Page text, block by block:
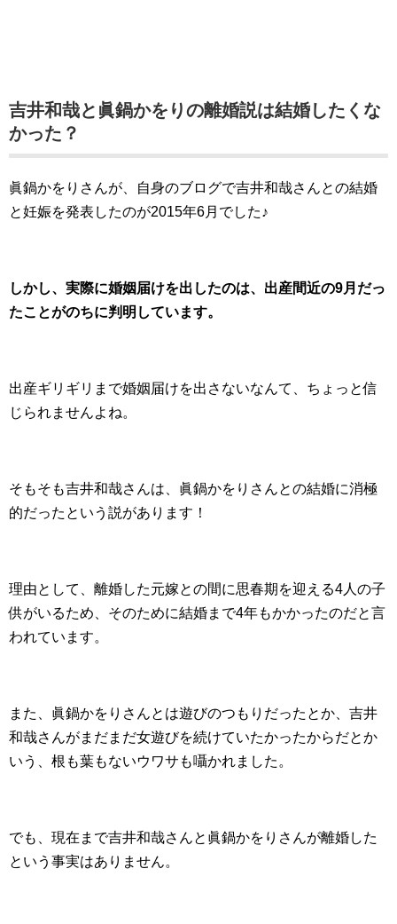
吉井和哉と眞鍋かをりの離婚説は結婚したくな
かった？
眞鍋かをりさんが、自身のブログで吉井和哉さんとの結婚
と妊娠を発表したのが2015年6月でした♪
しかし、実際に婚姻届けを出したのは、出産間近の9月だっ
たことがのちに判明しています。
出産ギリギリまで婚姻届けを出さないなんて、ちょっと信
じられませんよね。
そもそも吉井和哉さんは、眞鍋かをりさんとの結婚に消極
的だったという説があります！
理由として、離婚した元嫁との間に思春期を迎える4人の子
供がいるため、そのために結婚まで4年もかかったのだと言
われています。
また、眞鍋かをりさんとは遊びのつもりだったとか、吉井
和哉さんがまだまだ女遊びを続けていたかったからだとか
いう、根も葉もないウワサも囁かれました。
でも、現在まで吉井和哉さんと眞鍋かをりさんが離婚した
という事実はありません。